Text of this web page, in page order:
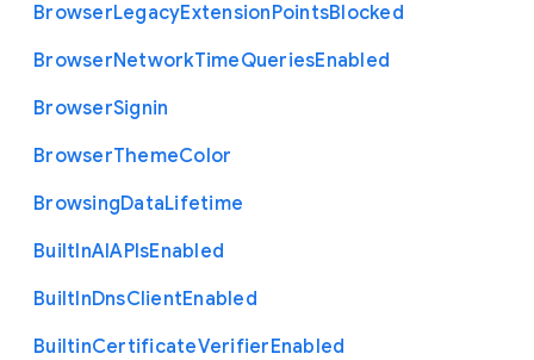
BrowserLegacyExtensionPointsBlocked
BrowserNetworkTimeQueriesEnabled
BrowserSignin
BrowserThemeColor
BrowsingDataLifetime
BuiltInAIAPIsEnabled
BuiltInDnsClientEnabled
BuiltinCertificateVerifierEnabled